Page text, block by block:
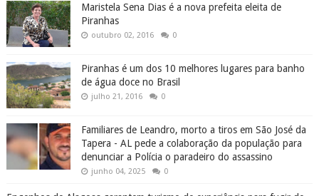
Maristela Sena Dias é a nova prefeita eleita de
Piranhas
outubro 02, 2016 0
Piranhas é um dos 10 melhores lugares para banho
de água doce no Brasil
julho 21, 2016 0
Familiares de Leandro, morto a tiros em São José da
Tapera - AL pede a colaboração da população para
denunciar a Polícia o paradeiro do assassino
junho 04, 2025 0